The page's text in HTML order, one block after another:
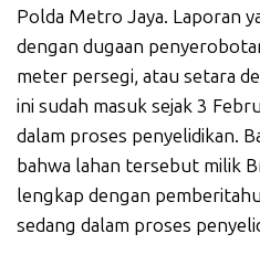
Polda Metro Jaya. Laporan
dengan dugaan
meter persegi, atau setara
ini sudah masuk sejak 3
dalam proses penyelidikan.
bahwa lahan tersebut milik
lengkap dengan
sedang dalam proses